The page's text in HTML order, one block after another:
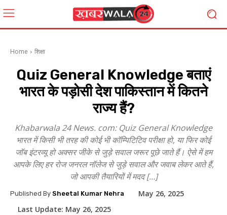
Home शिक्षा
Quiz General Knowledge बताएं
भारत के पड़ोसी देश पाकिस्तान में कितने
राज्य हैं?
Khabarwala 24 News. com: Quiz General Knowledge
भारत में किसी भी तरह की कोई भी कॉम्पिटिटिव परीक्षा हो, या फिर कोई
जॉब इंटरव्यू हो अक्सर जीके से जुड़े सवाल जरूर पूछे जाते हैं। ऐसे में हम
आपके लिए हर रोज जनरल नॉलेज से जुड़े सवाल और जवाब लेकर आते हैं,
जो आपकी तैयारियों में मदद […]
Published By Sheetal Kumar Nehra
May 26, 2025
Last Update: May 26, 2025